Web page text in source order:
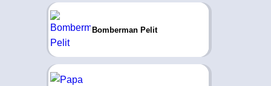
Bomberman Pelit